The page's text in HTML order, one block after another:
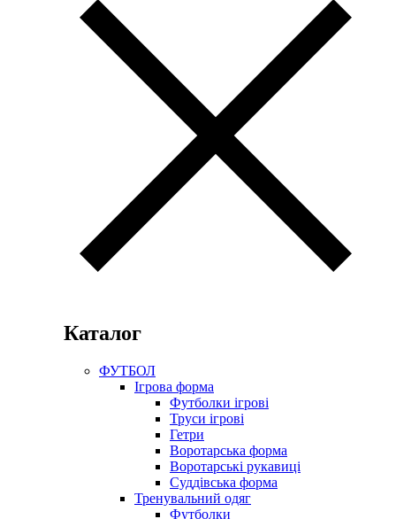
Каталог
ФУТБОЛ
Ігрова форма
Футболки ігрові
Труси ігрові
Гетри
Воротарська форма
Воротарські рукавиці
Суддівська форма
Тренувальний одяг
Футболки